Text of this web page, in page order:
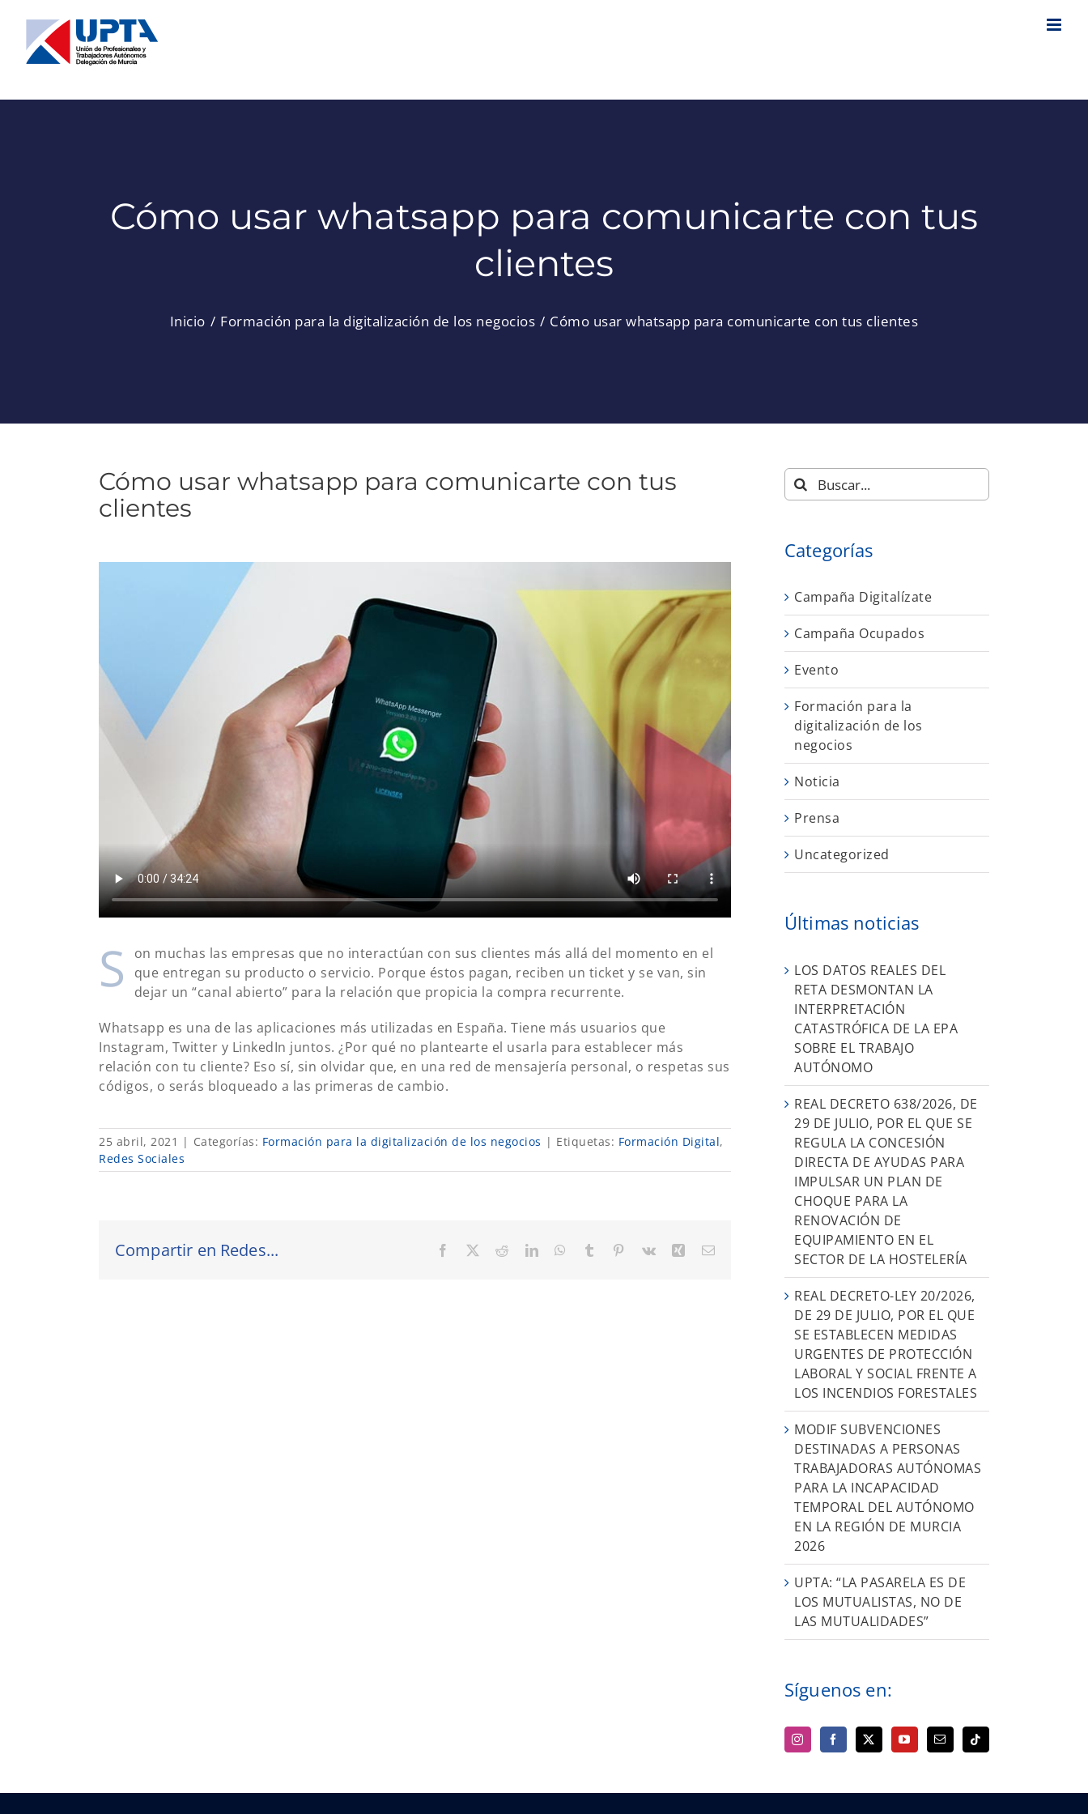
contenido
Cómo usar whatsapp para comunicarte con tus
clientes
Inicio Formación para la digitalización de los negocios Cómo usar whatsapp para comunicarte con tus clientes
Cómo usar whatsapp para comunicarte con tus
clientes
S
on muchas las empresas que no interactúan con sus clientes más allá del momento en el
que entregan su producto o servicio. Porque éstos pagan, reciben un ticket y se van, sin
dejar un “canal abierto” para la relación que propicia la compra recurrente.
Whatsapp es una de las aplicaciones más utilizadas en España. Tiene más usuarios que
Instagram, Twitter y LinkedIn juntos. ¿Por qué no plantearte el usarla para establecer más
relación con tu cliente? Eso sí, sin olvidar que, en una red de mensajería personal, o respetas sus
códigos, o serás bloqueado a las primeras de cambio.
25 abril, 2021 | Categorías: Formación para la digitalización de los negocios | Etiquetas: Formación Digital,
Redes Sociales
Compartir en Redes... Facebook RedditLinkedInWhatsApp
Tumblr Pinterest
Vk XingCorreo
Buscar:
Categorías
Campaña Digitalízate
Campaña Ocupados
Evento
Formación para la
digitalización de los
negocios
Noticia
Prensa
Uncategorized
Últimas noticias
LOS DATOS REALES DEL
RETA DESMONTAN LA
INTERPRETACIÓN
CATASTRÓFICA DE LA EPA
SOBRE EL TRABAJO
AUTÓNOMO
REAL DECRETO 638/2026, DE
29 DE JULIO, POR EL QUE SE
REGULA LA CONCESIÓN
DIRECTA DE AYUDAS PARA
IMPULSAR UN PLAN DE
CHOQUE PARA LA
RENOVACIÓN DE
EQUIPAMIENTO EN EL
SECTOR DE LA HOSTELERÍA
REAL DECRETO-LEY 20/2026,
DE 29 DE JULIO, POR EL QUE
SE ESTABLECEN MEDIDAS
URGENTES DE PROTECCIÓN
LABORAL Y SOCIAL FRENTE A
LOS INCENDIOS FORESTALES
MODIF SUBVENCIONES
DESTINADAS A PERSONAS
TRABAJADORAS AUTÓNOMAS
PARA LA INCAPACIDAD
TEMPORAL DEL AUTÓNOMO
EN LA REGIÓN DE MURCIA
2026
UPTA: “LA PASARELA ES DE
LOS MUTUALISTAS, NO DE
LAS MUTUALIDADES”
Síguenos en: